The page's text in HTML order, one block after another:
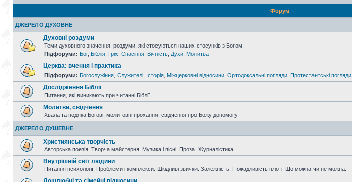
Форум
ДЖЕРЕЛО ДУХОВНЕ
Духовні роздуми
Теми духовного значення, роздуми, які стосуються наших стосунків з Богом.
Підфоруми: Бог, Біблія Гріх Спасіння Вічність Духи Молитва
Церква: вчення і практика
Підфоруми: Богослужіння Служителі Історія Міжцерковні відносини Ортодоксальні погляди Протестантські погляди
Дослідження Біблії
Питання, які виникають при читанні Біблії.
Молитви, свідчення
Хвала та подяка Богові, молитовні прохання, свідчення про Божу допомогу.
ДЖЕРЕЛО ДУШЕВНЕ
Християнська творчість
Авторська поезія. Творча майстерня. Музика і пісні. Проза. Журналістика...
Внутрішній світ людини
Питання психології. Проблеми і комплекси. Шкідливі звички. Залежність. Пожадливість плоті. Що можна чи не можна.